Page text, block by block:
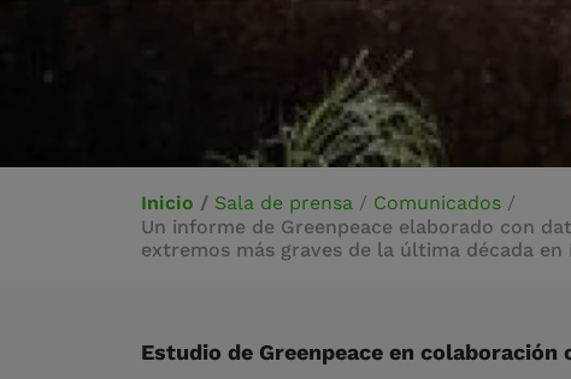
Inicio / Sala de prensa / Comunicados /
Un informe de Greenpeace elaborado con
extremos más graves de la última década en
Estudio de Greenpeace en colaboración